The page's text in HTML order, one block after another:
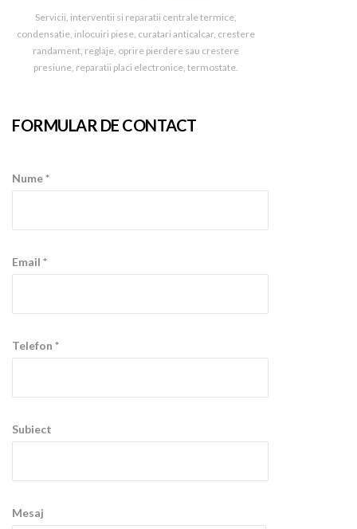
Servicii, interventii si reparatii centrale termice,
condensatie, inlocuiri piese, curatari anticalcar, crestere
randament, reglaje, oprire pierdere sau crestere
presiune, reparatii placi electronice, termostate.
FORMULAR DE CONTACT
Nume *
Email *
Telefon *
Subiect
Mesaj